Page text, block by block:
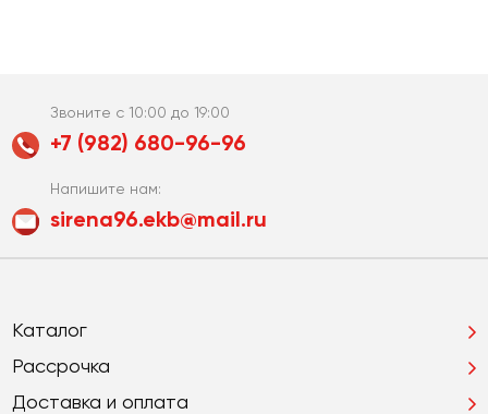
Звоните с 10:00 до 19:00
+7 (982) 680-96-96
Напишите нам:
sirena96.ekb@mail.ru
Каталог
Рассрочка
Доставка и оплата